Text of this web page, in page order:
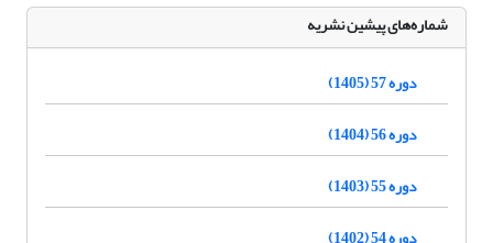
شماره‌های پیشین نشریه
دوره 57 (1405)
دوره 56 (1404)
دوره 55 (1403)